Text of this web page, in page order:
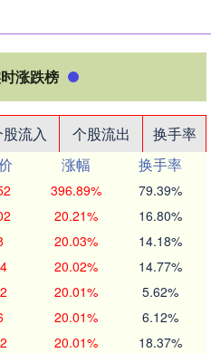
涨跌榜
流入 个股流出
换手率
涨幅
换手率
396.89% 79.39%
20.21% 16.80%
20.03% 14.18%
20.02% 14.77%
20.01% 5.62%
20.01% 6.12%
20.01% 18.37%